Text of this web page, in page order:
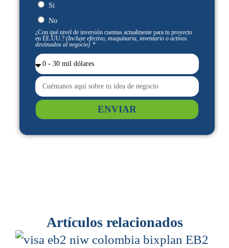
Si
No
¿Con qué nivel de inversión cuentas actualmente para tu proyecto
en EE.UU.? (Incluye efectivo, maquinaria, inventario o activos
destinados al negocio)
ENVIAR
Artículos relacionados